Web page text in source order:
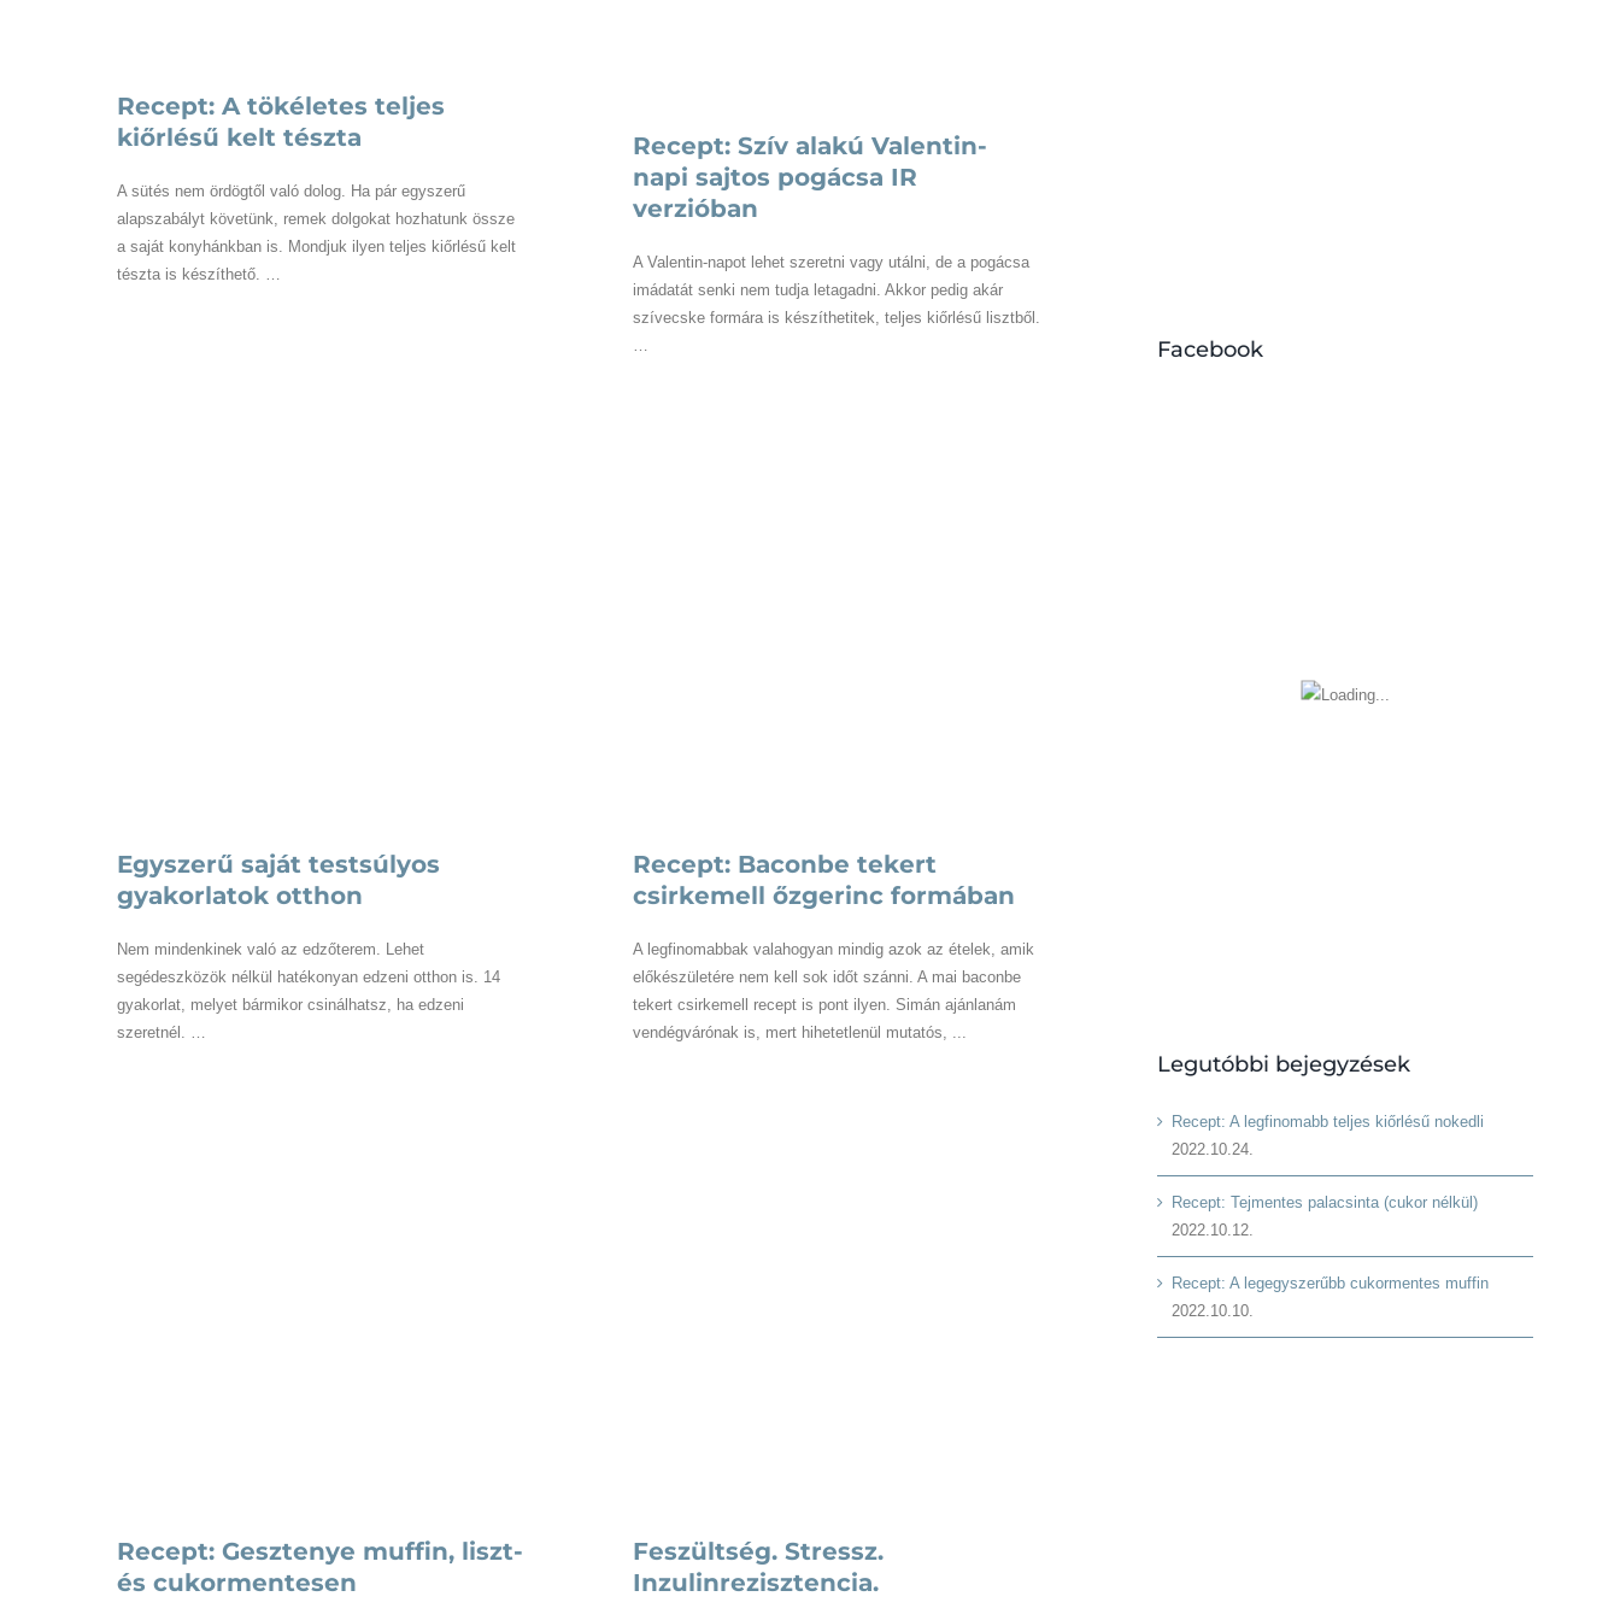
Recept: A tökéletes teljes
kiőrlésű kelt tészta
A sütés nem ördögtől való dolog. Ha pár egyszerű
alapszabályt követünk, remek dolgokat hozhatunk össze
a saját konyhánkban is. Mondjuk ilyen teljes kiőrlésű kelt
tészta is készíthető. …
Recept: Szív alakú Valentin-
napi sajtos pogácsa IR
verzióban
A Valentin-napot lehet szeretni vagy utálni, de a pogácsa
imádatát senki nem tudja letagadni. Akkor pedig akár
szívecske formára is készíthetitek, teljes kiőrlésű lisztből.
Egyszerű saját testsúlyos
gyakorlatok otthon
Nem mindenkinek való az edzőterem. Lehet
segédeszközök nélkül hatékonyan edzeni otthon is. 14
gyakorlat, melyet bármikor csinálhatsz, ha edzeni
szeretnél. …
Recept: Baconbe tekert
csirkemell őzgerinc formában
A legfinomabbak valahogyan mindig azok az ételek, amik
előkészületére nem kell sok időt szánni. A mai baconbe
tekert csirkemell recept is pont ilyen. Simán ajánlanám
vendégvárónak is, mert hihetetlenül mutatós, ...
Recept: Gesztenye muffin, liszt-
és cukormentesen
Feszültség. Stressz.
Inzulinrezisztencia.
Facebook
Legutóbbi bejegyzések
Recept: A legfinomabb teljes kiőrlésű nokedli
2022.10.24.
Recept: Tejmentes palacsinta (cukor nélkül)
2022.10.12.
Recept: A legegyszerűbb cukormentes muffin
2022.10.10.